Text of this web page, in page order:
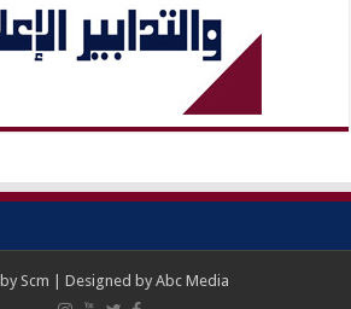
Scm | Designed by Abc Media